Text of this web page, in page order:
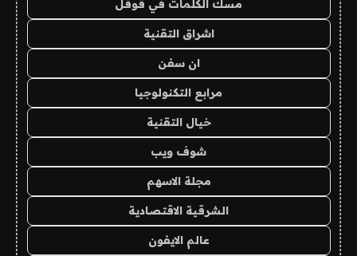
مسك الكلمات في قوقل
اشراق التقنية
ان سفن
مرابع التكنولوجيا
خيال التقنية
شوف ويب
مجلة الاسهم
الشرقية الاقتصادية
عالم الايفون